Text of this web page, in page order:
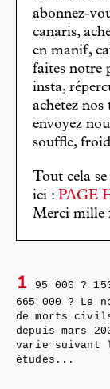
abonnez-
canaris,
en manif,
faites notre
insta,
achetez
envoyez
souffle,
Tout cela se
ici : PAGE
Merci mille
1
95 000 ?
665 000 ? Le
de morts
depuis mars
varie suivant
études...